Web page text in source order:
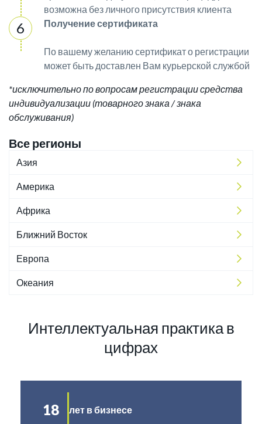
возможна без личного присутствия клиента
Получение сертификата
По вашему желанию сертификат о регистрации
может быть доставлен Вам курьерской службой
*исключительно по вопросам регистрации средства
индивидуализации (товарного знака / знака
обслуживания)
Все регионы
Азия
Америка
Африка
Ближний Восток
Европа
Океания
Интеллектуальная практика в
цифрах
18 лет в бизнесе